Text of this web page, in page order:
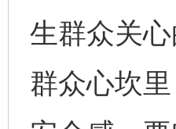
生群众关
群众心坎